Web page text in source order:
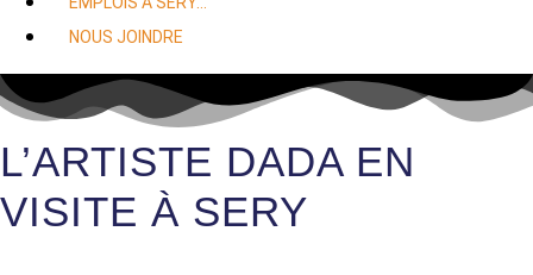
NOUS JOINDRE
L’ARTISTE DADA EN
VISITE À SERY